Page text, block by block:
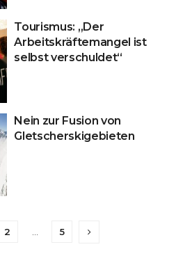
Tourismus: „Der
Arbeitskräftemangel ist
selbst verschuldet“
Nein zur Fusion von
Gletscherskigebieten
2 … 5